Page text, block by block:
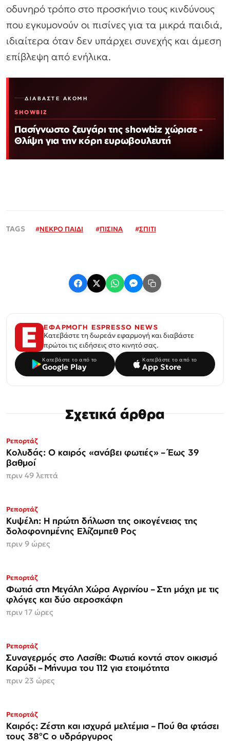
οδυνηρό τρόπο στο προσκήνιο τους κινδύνους
που εγκυμονούν οι πισίνες για τα μικρά παιδιά,
ιδιαίτερα όταν δεν υπάρχει συνεχής και άμεση
επίβλεψη από ενήλικα.
ΔΙΑΒΆΣΤΕ ΑΚΌΜΗ
SHOWBIZ
Πασίγνωστο ζευγάρι της showbiz χώρισε -
Θλίψη για την κόρη ευρωβουλευτή
#ΝΕΚΡΟ ΠΑΙΔΙ #ΠΙΣΙΝΑ #ΣΠΙΤΙ
ΕΦΑΡΜΟΓΗ ESPRESSO NEWS
Κατεβάστε τη δωρεάν εφαρμογή και διαβάστε
πρώτοι τις ειδήσεις στο κινητό σας.
Κατεβάστε το από το
Google Play
Κατεβάστε το από το
App Store
Σχετικά άρθρα
Ρεπορτάζ
Κολυδάς: Ο καιρός «ανάβει φωτιές» – Έως 39
βαθμοί
πριν 49 λεπτά
Ρεπορτάζ
Κυψέλη: Η πρώτη δήλωση της οικογένειας της
δολοφονημένης Ελίζαμπεθ Ρος
πριν 9 ώρες
Ρεπορτάζ
Φωτιά στη Μεγάλη Χώρα Αγρινίου – Στη μάχη με τις
φλόγες και δύο αεροσκάφη
πριν 17 ώρες
Ρεπορτάζ
Συναγερμός στο Λασίθι: Φωτιά κοντά στον οικισμό
Καρύδι – Μήνυμα του 112 για ετοιμότητα
πριν 23 ώρες
Ρεπορτάζ
Καιρός: Ζέστη και ισχυρά μελτέμια – Πού θα φτάσει
τους 38°C ο υδράργυρος